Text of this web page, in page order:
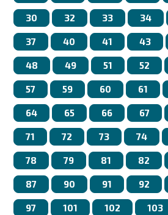
30 32 33 34
37 40 41 43
48 49 51 52
57 59 60 61
64 65 66 67
71 72 73 74
78 79 81 82
87 90 91 92
97 101 102 103